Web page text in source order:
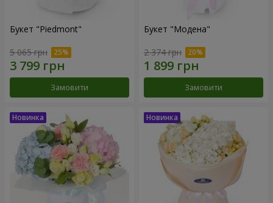
Букет "Piedmont"
5 065 грн
Замовити
Букет "Модена"
2 374 грн
Замовити